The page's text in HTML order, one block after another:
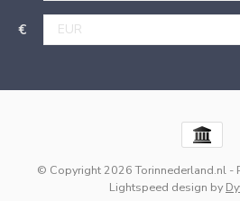
€
© Copyright 2026 Torinnederland.nl-
Lightspeed design by